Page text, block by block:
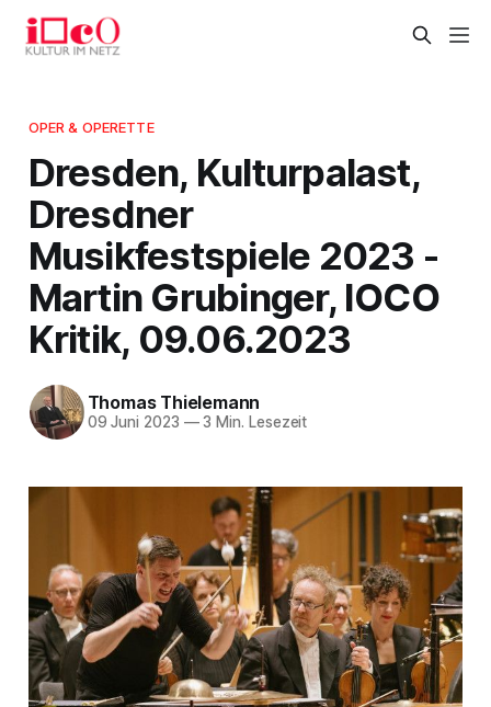
OPER & OPERETTE
Dresden, Kulturpalast,
Dresdner
Musikfestspiele 2023 -
Martin Grubinger, IOCO
Kritik, 09.06.2023
Thomas Thielemann
09 Juni 2023 —3 Min. Lesezeit